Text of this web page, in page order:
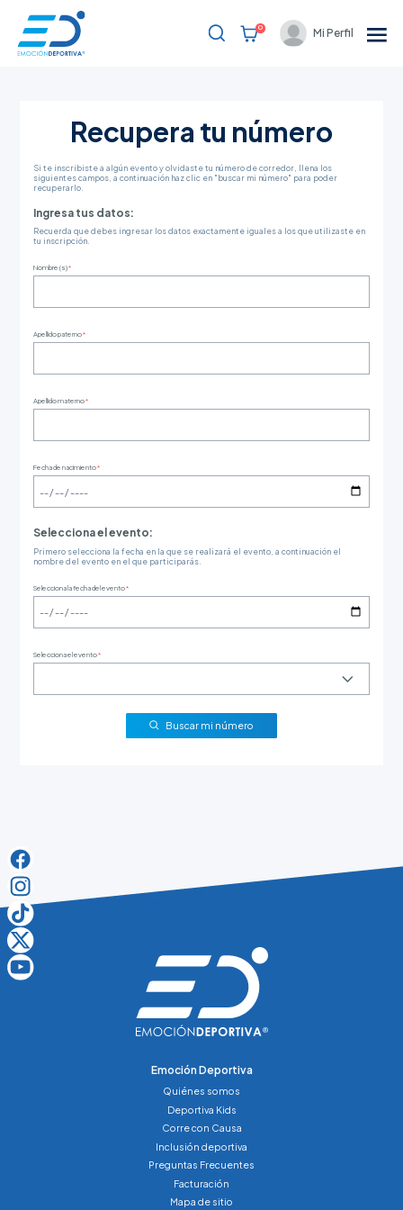
0 Mi Perfil
Resultados
Soporte al cliente
Partners
Registrarme
Recupera tu número
Si te inscribiste a algún evento y olvidaste tu número de corredor, llena los
siguientes campos, a continuación haz clic en "buscar mi número" para poder
recuperarlo.
Ingresa tus datos:
Recuerda que debes ingresar los datos exactamente iguales a los que utilizaste en
tu inscripción.
Nombre (s)*
Apellido paterno*
Apellido materno*
Fecha de nacimiento*
Selecciona el evento:
Primero selecciona la fecha en la que se realizará el evento, a continuación el
nombre del evento en el que participarás.
Selecciona la fecha del evento*
Selecciona el evento*
Buscar mi número
Emoción Deportiva
Quiénes somos
Deportiva Kids
Corre con Causa
Inclusión deportiva
Preguntas Frecuentes
Facturación
Mapa de sitio